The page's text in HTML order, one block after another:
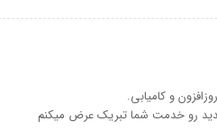
و کامیابی.
رو خدمت شما تبریک عرض میکنم